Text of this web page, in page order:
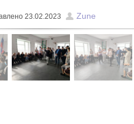
23.02.2023 Zune